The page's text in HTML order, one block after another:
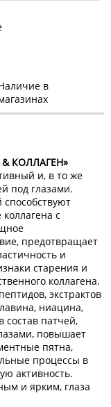
в
& КОЛЛАГЕН»
и, в то же
под глазами.
с
предотвращает
и
старения и
коллагена.
экстрактов
ниацина,
патчей,
повышает
пятна,
процессы в
активность.
и ярким, глаза